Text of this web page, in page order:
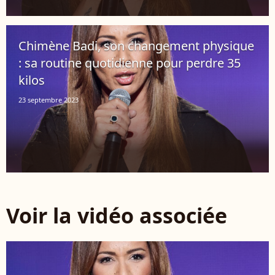
Chimène Badi, son changement physique
: sa routine quotidienne pour perdre 35
kilos
23 septembre 2023
Voir la vidéo associée